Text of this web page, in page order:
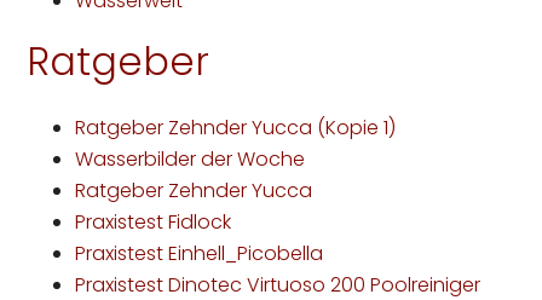
Ratgeber
Ratgeber Zehnder Yucca (Kopie 1)
Wasserbilder der Woche
Ratgeber Zehnder Yucca
Praxistest Fidlock
Praxistest Einhell_Picobella
Praxistest Dinotec Virtuoso 200 Poolreiniger